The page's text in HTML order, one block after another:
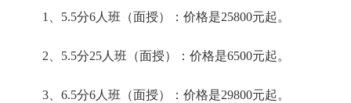
1、5.5分6人班（面授）：价格是25800元起。
2、5.5分25人班（面授）：价格是6500元起。
3、6.5分6人班（面授）：价格是29800元起。